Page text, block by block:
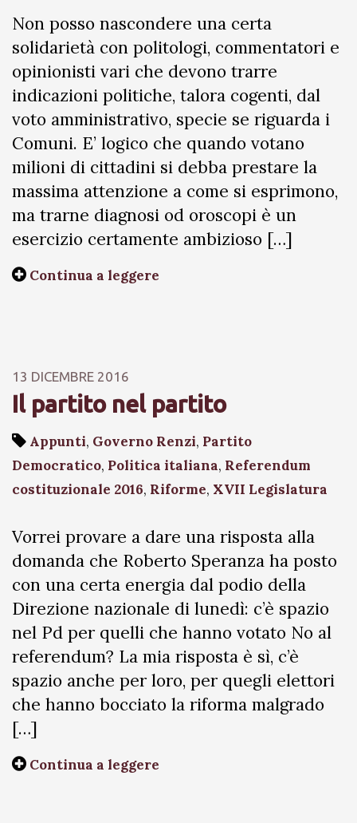
Non posso nascondere una certa
solidarietà con politologi, commentatori e
opinionisti vari che devono trarre
indicazioni politiche, talora cogenti, dal
voto amministrativo, specie se riguarda i
Comuni. E’ logico che quando votano
milioni di cittadini si debba prestare la
massima attenzione a come si esprimono,
ma trarne diagnosi od oroscopi è un
esercizio certamente ambizioso […]
Continua a leggere
13 DICEMBRE 2016
Il partito nel partito
Appunti, Governo Renzi, Partito
Democratico, Politica italiana, Referendum
costituzionale 2016, Riforme, XVII Legislatura
Vorrei provare a dare una risposta alla
domanda che Roberto Speranza ha posto
con una certa energia dal podio della
Direzione nazionale di lunedì: c’è spazio
nel Pd per quelli che hanno votato No al
referendum? La mia risposta è sì, c’è
spazio anche per loro, per quegli elettori
che hanno bocciato la riforma malgrado
[…]
Continua a leggere